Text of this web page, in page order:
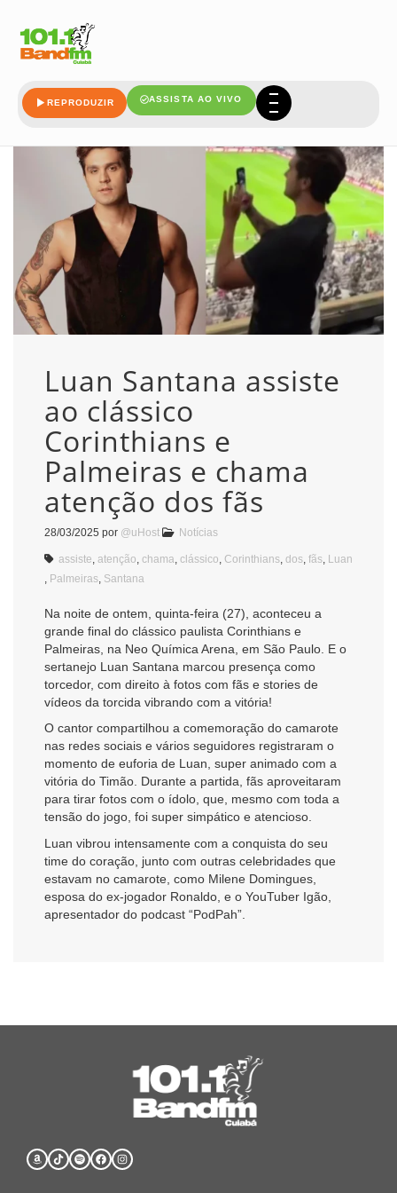
REPRODUZIR ASSISTA AO VIVO
Luan Santana assiste
ao clássico
Corinthians e
Palmeiras e chama
atenção dos fãs
28/03/2025 por @uHost Notícias
assiste atenção chama clássico Corinthians dos fãs Luan
Palmeiras Santana
Na noite de ontem, quinta-feira (27), aconteceu a
grande final do clássico paulista Corinthians e
Palmeiras, na Neo Química Arena, em São Paulo. E o
sertanejo Luan Santana marcou presença como
torcedor, com direito à fotos com fãs e stories de
vídeos da torcida vibrando com a vitória!
O cantor compartilhou a comemoração do camarote
nas redes sociais e vários seguidores registraram o
momento de euforia de Luan, super animado com a
vitória do Timão. Durante a partida, fãs aproveitaram
para tirar fotos com o ídolo, que, mesmo com toda a
tensão do jogo, foi super simpático e atencioso.
Luan vibrou intensamente com a conquista do seu
time do coração, junto com outras celebridades que
estavam no camarote, como Milene Domingues,
esposa do ex-jogador Ronaldo, e o YouTuber Igão,
apresentador do podcast “PodPah”.